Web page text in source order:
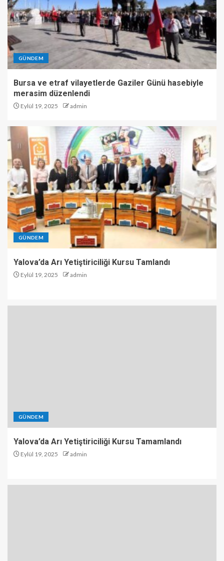
GÜNDEM
Bursa ve etraf vilayetlerde Gaziler Günü hasebiyle
merasim düzenlendi
Eylül 19, 2025 admin
GÜNDEM
Yalova’da Arı Yetiştiriciliği Kursu Tamlandı
Eylül 19, 2025 admin
GÜNDEM
Yalova’da Arı Yetiştiriciliği Kursu Tamamlandı
Eylül 19, 2025 admin